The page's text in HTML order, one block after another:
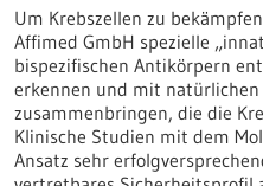
Um Krebszellen zu
Affimed GmbH spezielle
bispezifischen Antikörpern
erkennen und mit
zusammenbringen, die die
Klinische Studien mit dem
Ansatz sehr